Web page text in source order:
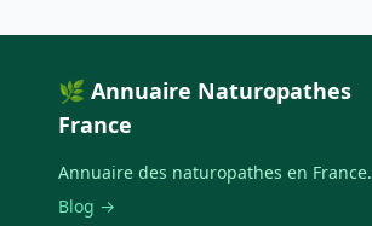
🌿 Annuaire Naturopathes
France
Annuaire des naturopathes en France.
Blog →